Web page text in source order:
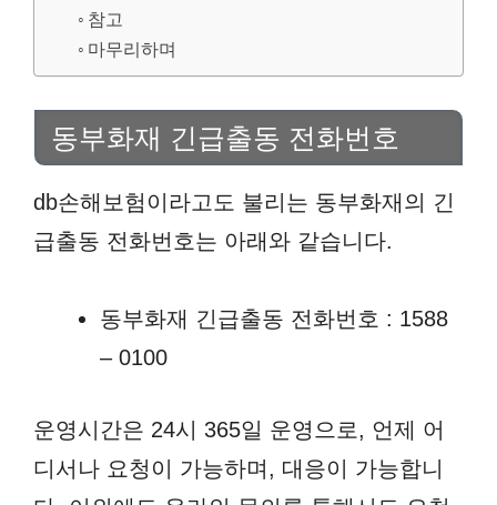
참고
마무리하며
동부화재 긴급출동 전화번호
db손해보험이라고도 불리는 동부화재의 긴
급출동 전화번호는 아래와 같습니다.
동부화재 긴급출동 전화번호 : 1588
– 0100
운영시간은 24시 365일 운영으로, 언제 어
디서나 요청이 가능하며, 대응이 가능합니